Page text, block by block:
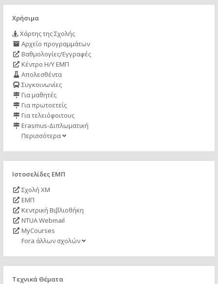
Χρήσιμα
Χάρτης της Σχολής
Αρχείο προγραμμάτων
Βαθμολογίες/Εγγραφές
Κέντρο Η/Υ ΕΜΠ
Απολεσθέντα
Συγκοινωνίες
Για μαθητές
Για πρωτοετείς
Για τελειόφοιτους
Erasmus-Διπλωματική
Περισσότερα
Ιστοσελίδες ΕΜΠ
Σχολή ΧΜ
ΕΜΠ
Κεντρική Βιβλιοθήκη
NTUA Webmail
MyCourses
Fora άλλων σχολών
Τεχνικά Θέματα